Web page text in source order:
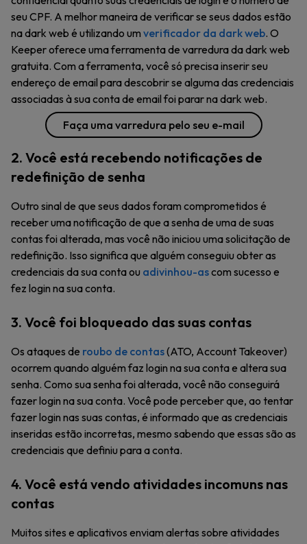
seu CPF. A melhor maneira de verificar se seus dados estão
na dark web é utilizando um verificador da dark web. O
Keeper oferece uma ferramenta de varredura da dark web
gratuita. Com a ferramenta, você só precisa inserir seu
endereço de email para descobrir se alguma das credenciais
associadas à sua conta de email foi parar na dark web.
Faça uma varredura pelo seu e-mail
2. Você está recebendo notificações de
redefinição de senha
Outro sinal de que seus dados foram comprometidos é
receber uma notificação de que a senha de uma de suas
contas foi alterada, mas você não iniciou uma solicitação de
redefinição. Isso significa que alguém conseguiu obter as
credenciais da sua conta ou adivinhou-ascom sucesso e
fez login na sua conta.
3. Você foi bloqueado das suas contas
Os ataques de roubo de contas(ATO, Account Takeover)
ocorrem quando alguém faz login na sua conta e altera sua
senha. Como sua senha foi alterada, você não conseguirá
fazer login na sua conta. Você pode perceber que, ao tentar
fazer login nas suas contas, é informado que as credenciais
inseridas estão incorretas, mesmo sabendo que essas são as
credenciais que definiu para a conta.
4. Você está vendo atividades incomuns nas
contas
Muitos sites e aplicativos enviam alertas sobre atividades